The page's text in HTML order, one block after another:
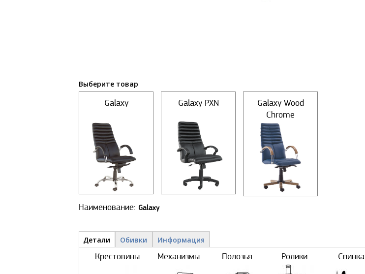
Выберите товар
Galaxy Galaxy PXN
Galaxy Wood
Chrome
Наименование: Galaxy
Детали и обивки
Детали (активная
вкладка)
Обивки Информация
Крестовины Механизмы Полозья Ролики Спинка